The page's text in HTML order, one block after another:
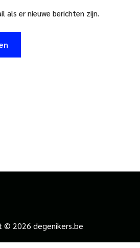
als er nieuwe berichten zijn.
© 2026 degenikers.be